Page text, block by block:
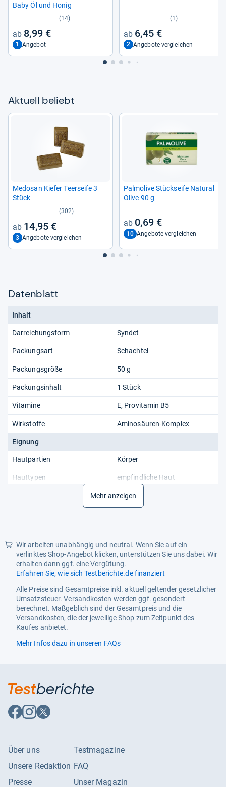
Baby Öl und Honig
(14)
8,99 €
1 Angebot
(1)
6,45 €
2 Angebote vergleichen
Aktu­ell beliebt
Medo­san Kie­fer Teer­seife 3
Stück
(302)
14,95 €
3 Angebote vergleichen
Pal­mo­live Stück­seife Natu­ral
Olive 90 g
0,69 €
10 Angebote vergleichen
Datenblatt
Inhalt
Darreichungsform Syndet
Packungsart Schachtel
Packungsgröße 50 g
Packungsinhalt 1 Stück
Vitamine E, Provitamin B5
Wirkstoffe Aminosäuren-Komplex
Eignung
Hautpartien Körper
Hauttypen empfindliche Haut
Tagespflege
Besonderheiten
dermatologisch getestet,
klinisch getestet
Produkttyp Körperpflege
Leistungsmerkmale
Wirkung
erfrischend, glättend,
reinigend, schützend
pH-Wert 5,5
Mehr anzeigen
Wir arbeiten unabhängig und neutral. Wenn Sie auf ein
verlinktes Shop-Angebot klicken, unterstützen Sie uns dabei. Wir
erhalten dann ggf. eine Vergütung.
Erfahren Sie, wie sich Testberichte.de finanziert
Alle Preise sind Gesamtpreise inkl. aktuell geltender gesetzlicher
Umsatzsteuer. Versandkosten werden ggf. gesondert
berechnet. Maßgeblich sind der Gesamtpreis und die
Versandkosten, die der jeweilige Shop zum Zeitpunkt des
Kaufes anbietet.
Mehr Infos dazu in unseren FAQs
Auf
Facebook
Auf
Instagram
Auf
X
Über uns
Unsere Redaktion
Presse
Testmagazine
FAQ
Unser Magazin